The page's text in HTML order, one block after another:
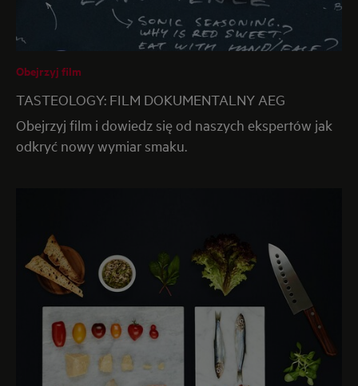
Obejrzyj film
TASTEOLOGY: FILM DOKUMENTALNY AEG
Obejrzyj film i dowiedz się od naszych ekspertów jak
odkryć nowy wymiar smaku.